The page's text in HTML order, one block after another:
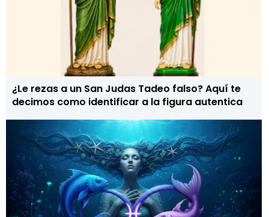
¿Le rezas a un San Judas Tadeo falso? Aquí te
decimos como identificar a la figura autentica